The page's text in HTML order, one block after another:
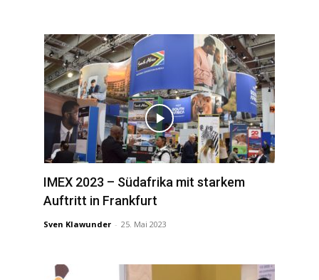
IMEX 2023 – Südafrika mit starkem
Auftritt in Frankfurt
Sven Klawunder - 25. Mai 2023